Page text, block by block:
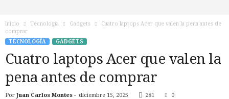
Inicio Tecnología Gadgets
Cuatro laptops Acer que valen la pena antes de
comprar
TECNOLOGÍA
GADGETS
Cuatro laptops Acer que valen la
pena antes de comprar
Por Juan Carlos Montes - diciembre 15, 2025 281 0